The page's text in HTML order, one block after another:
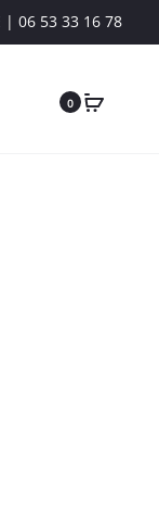
| 06 53 33 16 78
0